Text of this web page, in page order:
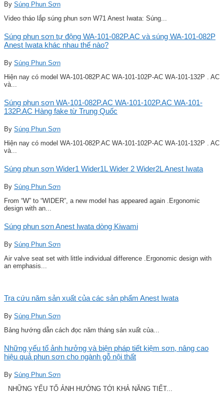
By Súng Phun Sơn
Video tháo lắp súng phun sơn W71 Anest Iwata: Súng...
Súng phun sơn tự động WA-101-082P.AC và súng WA-101-082P
Anest Iwata khác nhau thế nào?
By Súng Phun Sơn
Hiện nay có model WA-101-082P.AC WA-101-102P-AC WA-101-132P . AC
và...
Súng phun sơn WA-101-082P.AC WA-101-102P.AC WA-101-
132P.AC Hàng fake từ Trung Quốc
By Súng Phun Sơn
Hiện nay có model WA-101-082P.AC WA-101-102P-AC WA-101-132P . AC
và...
Súng phun sơn Wider1 Wider1L Wider 2 Wider2L Anest Iwata
By Súng Phun Sơn
From “W” to “WIDER”, a new model has appeared again .Ergonomic
design with an...
Súng phun sơn Anest Iwata dòng Kiwami
By Súng Phun Sơn
Air valve seat set with little individual difference .Ergonomic design with
an emphasis...
Tra cứu năm sản xuất của các sản phẩm Anest Iwata
By Súng Phun Sơn
Bảng hướng dẫn cách đọc năm tháng sản xuất của...
Những yếu tố ảnh hưởng và biện pháp tiết kiệm sơn, nâng cao
hiệu quả phun sơn cho ngành gỗ nội thất
By Súng Phun Sơn
NHỮNG YẾU TỐ ẢNH HƯỞNG TỚI KHẢ NĂNG TIẾT...